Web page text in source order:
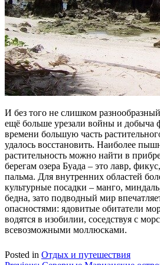
И без того не слишком
ещё больше урезали войны и добыча
времени большую часть
удалось восстановить. Наиболее
растительность можно найти в
берегам озера Буада – это лавр,
пальма. Для внутренних областей
культурные посадки – манго,
бедна, зато подводный мир
опасностями: ядовитые обитатели
водятся в изобилии, соседствуя с
всевозможными моллюсками.
Posted in Отдых и путешествия